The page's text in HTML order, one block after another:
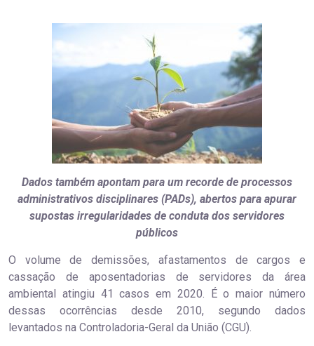
Dados também apontam para um recorde de processos
administrativos disciplinares (PADs), abertos para apurar
supostas irregularidades de conduta dos servidores
públicos
O volume de demissões, afastamentos de cargos e
cassação de aposentadorias de servidores da área
ambiental atingiu 41 casos em 2020. É o maior número
dessas ocorrências desde 2010, segundo dados
levantados na Controladoria-Geral da União (CGU).